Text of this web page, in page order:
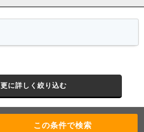
更に詳しく絞り込む